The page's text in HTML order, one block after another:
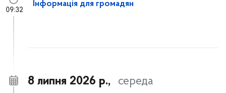
Інформація для громадян
09:32
8 липня 2026 р., середа